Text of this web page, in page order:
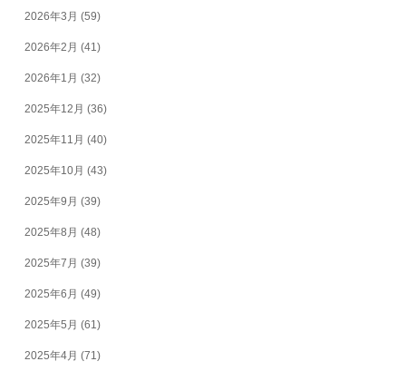
2026年3月 (59)
2026年2月 (41)
2026年1月 (32)
2025年12月 (36)
2025年11月 (40)
2025年10月 (43)
2025年9月 (39)
2025年8月 (48)
2025年7月 (39)
2025年6月 (49)
2025年5月 (61)
2025年4月 (71)